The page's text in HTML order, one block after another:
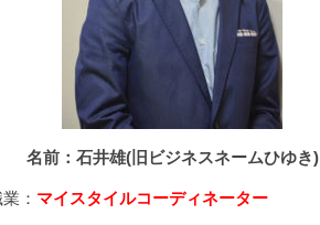
名前：石井雄(旧ビジネスネームひゆき)
： マイスタイルコーディネーター